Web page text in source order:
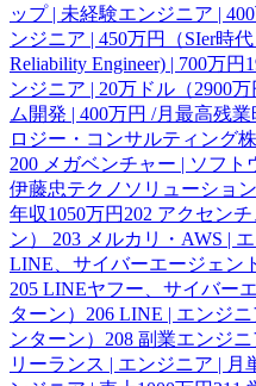
ップ | 未経験エンジニア |
ンジニア | 450万円（SIer時代
Reliability Engineer) | 700万円
ンジニア | 20万ドル（2900万
ム開発 | 400万円 /月最高残業
ロジー・コンサルティング
200 メガベンチャー | ソフト
伊藤忠テクノソリューショ
年収1050万円 202 アクセン
ン） 203 メルカリ・AWS |
LINE、サイバーエージェン
205 LINEヤフー、サイバー
ターン） 206 LINE | エンジニ
ンターン） 208 副業エンジニ
リーランス | エンジニア | 月